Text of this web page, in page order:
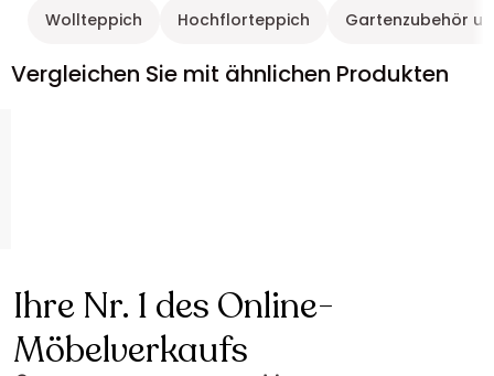
Wollteppich Hochflorteppich Gartenzubehör
Vergleichen Sie mit ähnlichen Produkten
Ihre Nr. 1 des Online-
Möbelverkaufs